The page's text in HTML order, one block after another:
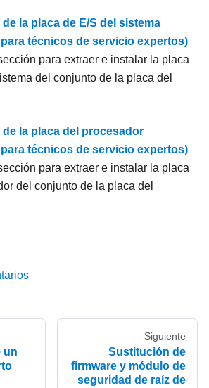
la placa de E/S del sistema
técnicos de servicio expertos)
para extraer e instalar la placa
del conjunto de la placa del
la placa del procesador
técnicos de servicio expertos)
para extraer e instalar la placa
del conjunto de la placa del
un
Siguiente
Sustitución de
firmware y módulo de
seguridad de raíz de